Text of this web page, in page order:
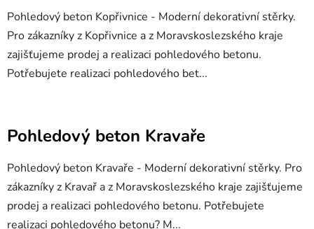
Pohledový beton Kopřivnice - Moderní dekorativní stěrky.
Pro zákazníky z Kopřivnice a z Moravskoslezského kraje
zajišťujeme prodej a realizaci pohledového betonu.
Potřebujete realizaci pohledového bet...
Pohledový beton Kravaře
Pohledový beton Kravaře - Moderní dekorativní stěrky. Pro
zákazníky z Kravař a z Moravskoslezského kraje zajišťujeme
prodej a realizaci pohledového betonu. Potřebujete
realizaci pohledového betonu? M...